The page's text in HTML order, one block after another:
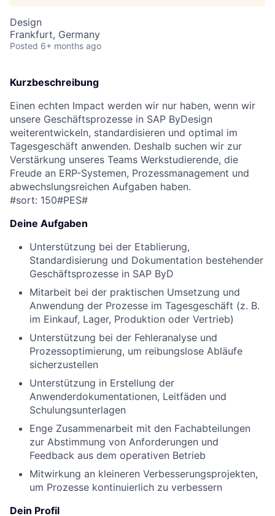
Design
Frankfurt, Germany
Posted 6+ months ago
Kurzbeschreibung
Einen echten Impact werden wir nur haben, wenn wir
unsere Geschäftsprozesse in SAP ByDesign
weiterentwickeln, standardisieren und optimal im
Tagesgeschäft anwenden. Deshalb suchen wir zur
Verstärkung unseres Teams Werkstudierende, die
Freude an ERP-Systemen, Prozessmanagement und
abwechslungsreichen Aufgaben haben.
#sort: 150#PES#
Deine Aufgaben
Unterstützung bei der Etablierung,
Standardisierung und Dokumentation bestehender
Geschäftsprozesse in SAP ByD
Mitarbeit bei der praktischen Umsetzung und
Anwendung der Prozesse im Tagesgeschäft (z. B.
im Einkauf, Lager, Produktion oder Vertrieb)
Unterstützung bei der Fehleranalyse und
Prozessoptimierung, um reibungslose Abläufe
sicherzustellen
Unterstützung in Erstellung der
Anwenderdokumentationen, Leitfäden und
Schulungsunterlagen
Enge Zusammenarbeit mit den Fachabteilungen
zur Abstimmung von Anforderungen und
Feedback aus dem operativen Betrieb
Mitwirkung an kleineren Verbesserungsprojekten,
um Prozesse kontinuierlich zu verbessern
Dein Profil